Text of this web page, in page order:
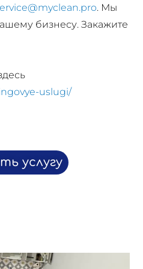
. Мы
бизнесу. Закажите
uslugi/
услугу